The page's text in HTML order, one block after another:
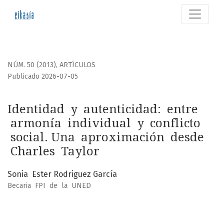
Identidad y autenticidad: entre armonía individual y
NÚM. 50 (2013), ARTÍCULOS
Identidad y autenticidad: entre
armonía individual y conflicto
social. Una aproximación desde
Charles Taylor
Publicado 2026-07-05
Sonia Ester Rodriguez García
Becaria FPI de la UNED